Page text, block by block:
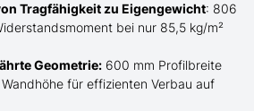
Tragfähigkeit zu Eigengewicht: 806
bei nur 85,5 kg/m²
Geometrie: 600 mm Profilbreite
für effizienten Verbau auf